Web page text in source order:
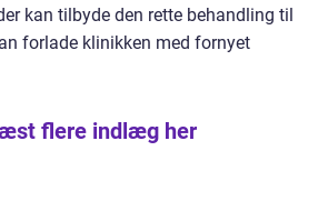
kan tilbyde den rette behandling til
forlade klinikken med fornyet
flere indlæg her